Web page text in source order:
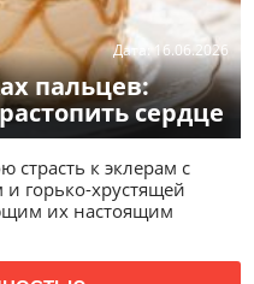
пальцев:
сердце
Дата: 16.06.2026
страсть к эклерам с
горько-хрустящей
их настоящим